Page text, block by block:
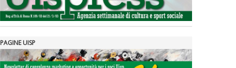
PAGINE UISP